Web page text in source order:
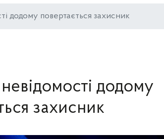
додому повертається захисник
додому
захисник